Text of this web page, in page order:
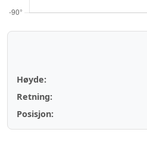
Høyde:
Retning:
Posisjon: